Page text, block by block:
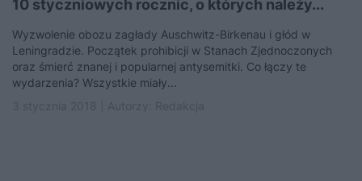
10 styczniowych rocznic, o których należy...
Wyzwolenie obozu zagłady Auschwitz-Birkenau i głód w
Leningradzie. Początek prohibicji w Stanach Zjednoczonych
oraz śmierć znanej i popularnej antysemitki. Co łączy te
wydarzenia? Wszystkie miały...